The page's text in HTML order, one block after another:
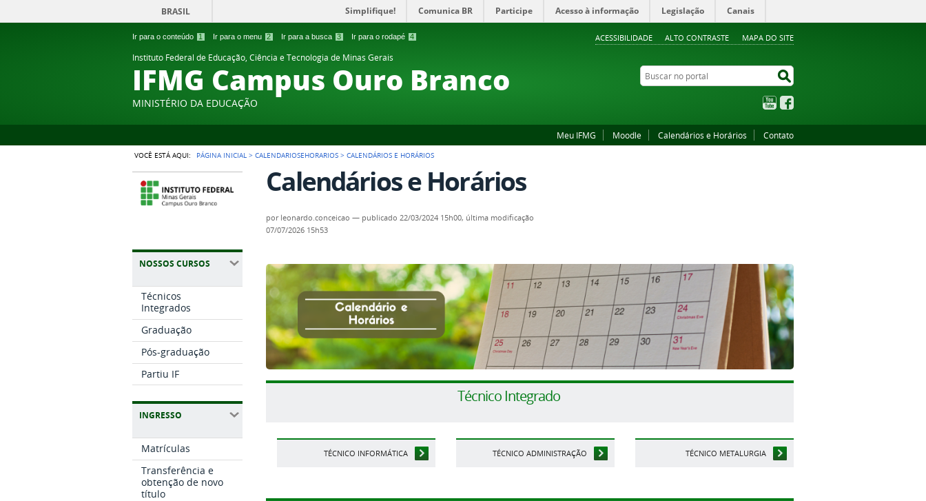
Ir para o conteúdo 1 Ir para o menu 2 Ir para a busca 3 Ir para o rodapé 4 ACESSIBILIDADE ALTO CONTRASTE MAPA DO SITE
BRASIL Simplifique! Comunica BR Participe Acesso à informação Legislação Canais
Instituto Federal de Educação, Ciência e Tecnologia de Minas Gerais
IFMG Campus Ouro Branco
MINISTÉRIO DA EDUCAÇÃO
Buscar no portal
YouTube
Meu IFMG Moodle Calendários e Horários Contato
VOCÊ ESTÁ AQUI: PÁGINA INICIAL >CALENDARIOSEHORARIOS >CALENDÁRIOS E HORÁRIOS
NOSSOS CURSOS
Técnicos
Integrados
Graduação
Pós-graduação
Partiu IF
INGRESSO
Matrículas
Transferência e
obtenção de novo
título
Calendários e Horários
por leonardo.conceicao — publicado 22/03/2024 15h00, última modificação
07/07/2026 15h53
Técnico Integrado
TÉCNICO INFORMÁTICA TÉCNICO ADMINISTRAÇÃO TÉCNICO METALURGIA